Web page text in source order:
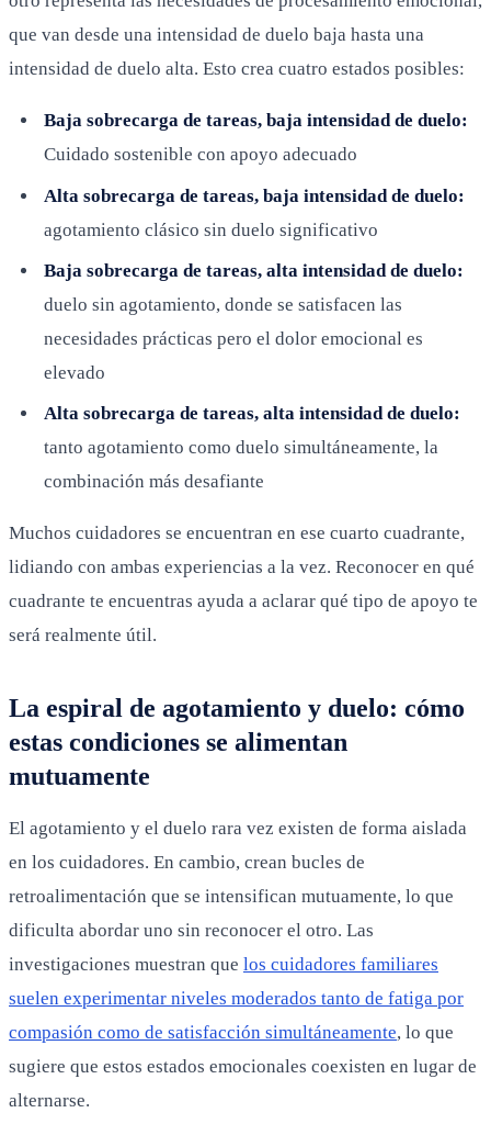
que van desde una intensidad de duelo baja hasta una
intensidad de duelo alta. Esto crea cuatro estados posibles:
Baja sobrecarga de tareas, baja intensidad de duelo:
Cuidado sostenible con apoyo adecuado
Alta sobrecarga de tareas, baja intensidad de duelo:
agotamiento clásico sin duelo significativo
Baja sobrecarga de tareas, alta intensidad de duelo:
duelo sin agotamiento, donde se satisfacen las
necesidades prácticas pero el dolor emocional es
elevado
Alta sobrecarga de tareas, alta intensidad de duelo:
tanto agotamiento como duelo simultáneamente, la
combinación más desafiante
Muchos cuidadores se encuentran en ese cuarto cuadrante,
lidiando con ambas experiencias a la vez. Reconocer en qué
cuadrante te encuentras ayuda a aclarar qué tipo de apoyo te
será realmente útil.
La espiral de agotamiento y duelo: cómo
estas condiciones se alimentan
mutuamente
El agotamiento y el duelo rara vez existen de forma aislada
en los cuidadores. En cambio, crean bucles de
retroalimentación que se intensifican mutuamente, lo que
dificulta abordar uno sin reconocer el otro. Las
investigaciones muestran que los cuidadores familiares
suelen experimentar niveles moderados tanto de fatiga por
compasión como de satisfacción simultáneamente, lo que
sugiere que estos estados emocionales coexisten en lugar de
alternarse.